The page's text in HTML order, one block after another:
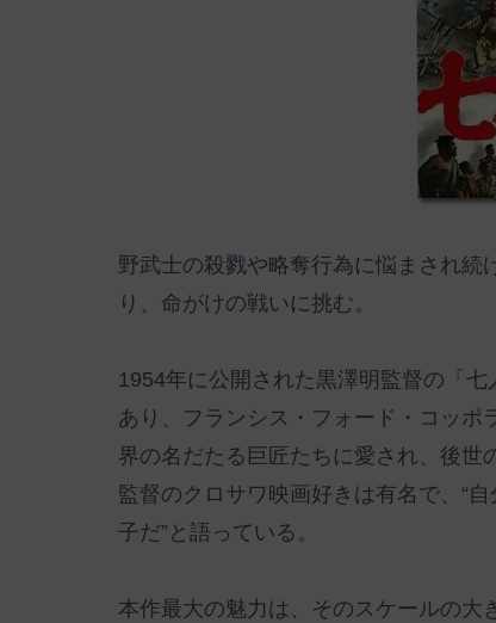
野武士の殺戮や略奪行為に悩まされ
り、命がけの戦いに挑む。
1954年に公開された黒澤明監督の「
あり、フランシス・フォード・コッポ
界の名だたる巨匠たちに愛され、後世
監督のクロサワ映画好きは有名で、“
子だ”と語っている。
本作最大の魅力は、そのスケールの大